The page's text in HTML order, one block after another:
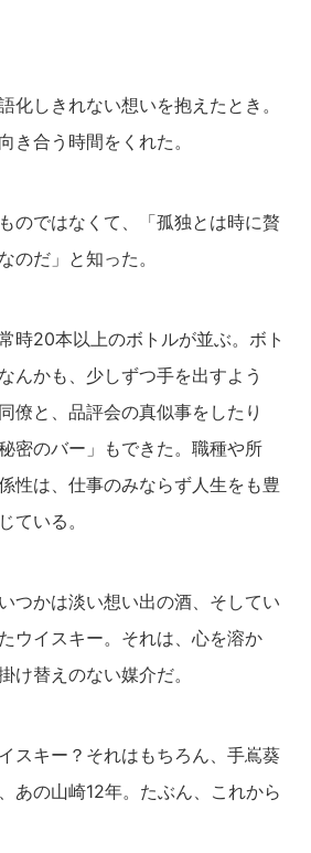
化しきれない想いを抱えたとき。
き合う時間をくれた。
のではなくて、「孤独とは時に贅
のだ」と知った。
時20本以上のボトルが並ぶ。ボト
んかも、少しずつ手を出すよう
僚と、品評会の真似事をしたり
密のバー」もできた。職種や所
性は、仕事のみならず人生をも豊
ている。
つかは淡い想い出の酒、そしてい
ウイスキー。それは、心を溶か
け替えのない媒介だ。
スキー？それはもちろん、手嶌葵
あの山崎12年。たぶん、これから